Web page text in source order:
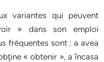
variantes qui peuvent
» dans son emploi
fréquentes sont : a avea
« obtenir », a încasa